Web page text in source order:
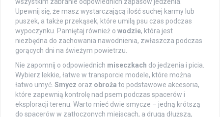
wszystkim zabranie odpowiednich zapasów jedzenia.
Upewnij się, że masz wystarczającą ilość suchej karmy lub
puszek, a także przekąsek, które umilą psu czas podczas
wypoczynku. Pamiętaj również o wodzie, która jest
niezbędna do zachowania nawodnienia, zwłaszcza podczas
gorących dni na świeżym powietrzu.
Nie zapomnij o odpowiednich miseczkach do jedzenia i picia.
Wybierz lekkie, łatwe w transporcie modele, które można
łatwo umyć. Smycz oraz obroża to podstawowe akcesoria,
które zapewnią kontrolę nad psem podczas spacerów i
eksploracji terenu. Warto mieć dwie smycze – jedną krótszą
do spacerów w zatłoczonych miejscach, a drugą dłuższą,